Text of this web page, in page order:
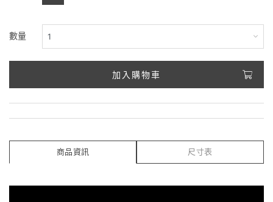
數量
加入購物車
商品資訊 尺寸表